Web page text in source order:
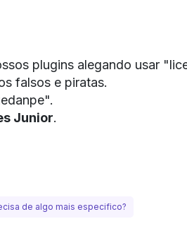
plugins alegando usar
falsos e piratas.
Junior.
de algo mais especifico?